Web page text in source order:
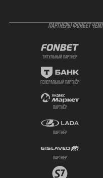
ПАРТНЕРЫ ФОНБЕТ
титульный партнер
генеральный партнёр
партнёр
партнёр
партнёр